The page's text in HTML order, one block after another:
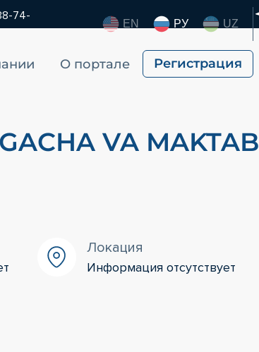
74-
EN РУ UZ
О портале Регистрация
VA MAKTAB
Локация
Информация отсутствует